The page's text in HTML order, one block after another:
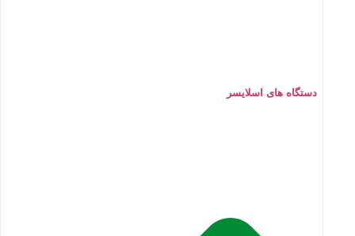
دستگاه های اسلایسر